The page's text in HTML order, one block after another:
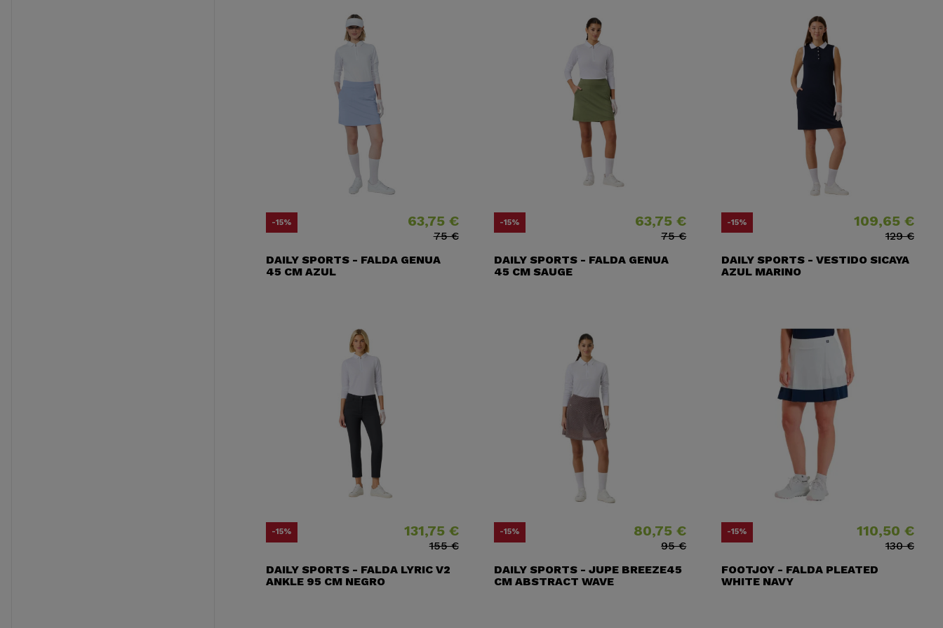
-15% Precio63,75 €
Precio base
75 €
DAILY SPORTS - FALDA GENUA
45 CM AZUL
-15% Precio63,75 €
Precio base
75 €
DAILY SPORTS - FALDA GENUA
45 CM SAUGE
-15% Precio109,65 €
Precio base
129 €
DAILY SPORTS - VESTIDO SICAYA
AZUL MARINO
-15% Precio131,75 €
Precio base
155 €
DAILY SPORTS - FALDA LYRIC V2
ANKLE 95 CM NEGRO
-15% Precio80,75 €
Precio base
95 €
DAILY SPORTS - JUPE BREEZE45
CM ABSTRACT WAVE
-15% Precio110,50 €
Precio base
130 €
FOOTJOY - FALDA PLEATED
WHITE NAVY